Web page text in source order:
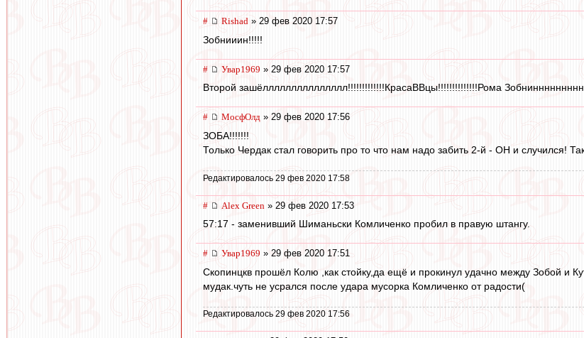
# Rishad » 29 фев 2020 17:57
Зобнииин!!!!!
# Увар1969 » 29 фев 2020 17:57
Второй зашёллллллллллллллл!!!!!!!!!!!!!КрасаВВцы!!!!!!!!!!!!!!Рома
# МосфОлд » 29 фев 2020 17:56
ЗОБА!!!!!!!
Только Чердак стал говорить про то что нам надо забить 2-й - ОН и случился!
Редактировалось 29 фев 2020 17:58
# Alex Green » 29 фев 2020 17:53
57:17 - заменивший Шиманьски Комличенко пробил в правую штангу.
# Увар1969 » 29 фев 2020 17:51
Скопинцкв прошёл Колю ,как стойку,да ещё и прокинул удачно между Зобой и
мудак.чуть не усрался после удара мусорка Комличенко от радости(
Редактировалось 29 фев 2020 17:56